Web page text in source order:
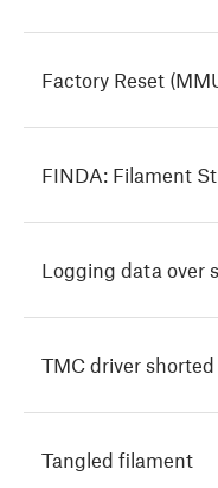
Factory Reset
FINDA: Filament
Logging data over
TMC driver
Tangled filament